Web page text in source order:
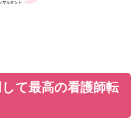
て最高の看護師転